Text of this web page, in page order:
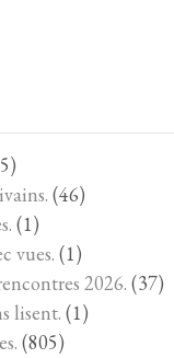
(46)
(1)
vues. (1)
2026. (37)
lisent. (1)
(805)